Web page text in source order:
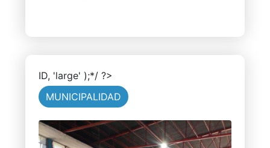
ID, 'large' );*/ ?>
MUNICIPALIDAD